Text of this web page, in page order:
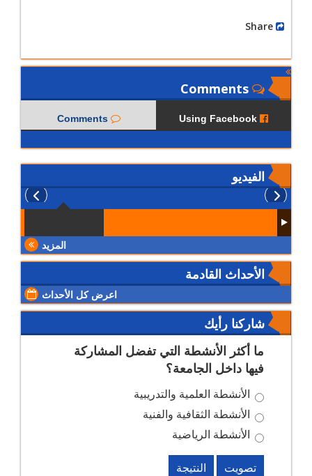
Comments
الفيديو
المزيد
الأحداث القادمة
اعرض كل الأحداث
شاركنا رأيك
ما أكثر الأنشطة التي تفضل المشاركة
فيها داخل الجامعة؟
الأنشطة العلمية والتدريبية
الأنشطة الثقافية والفنية
الأنشطة الرياضية
تصويت النتيجة